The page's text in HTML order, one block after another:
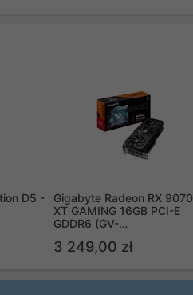
D5 -
Gigabyte Radeon RX 9070
XT GAMING 16GB PCI-E
GDDR6 (GV-
3 249,00 zł